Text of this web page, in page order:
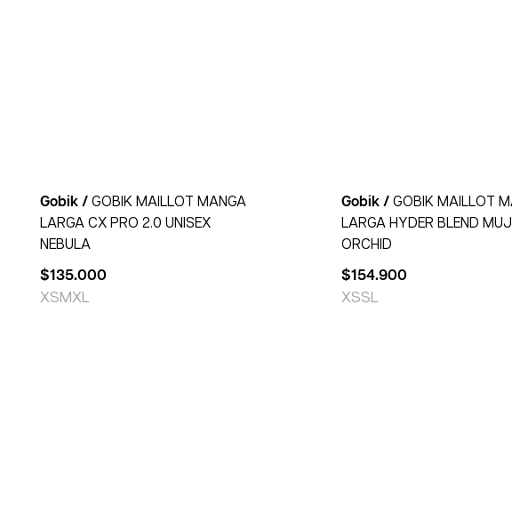
Gobik / GOBIK MAILLOT MANGA
LARGA CX PRO 2.0 UNISEX
NEBULA
$135.000
XSMXL
Gobik / GOBIK MAILLOT
LARGA HYDER BLEND
ORCHID
$154.900
XSSL